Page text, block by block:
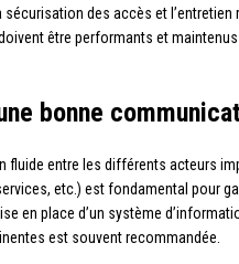
des accès et
être performants et
bonne
fluide entre les différents acteurs
etc.) est fondamental pour
en place d’un système
est souvent recommandée.